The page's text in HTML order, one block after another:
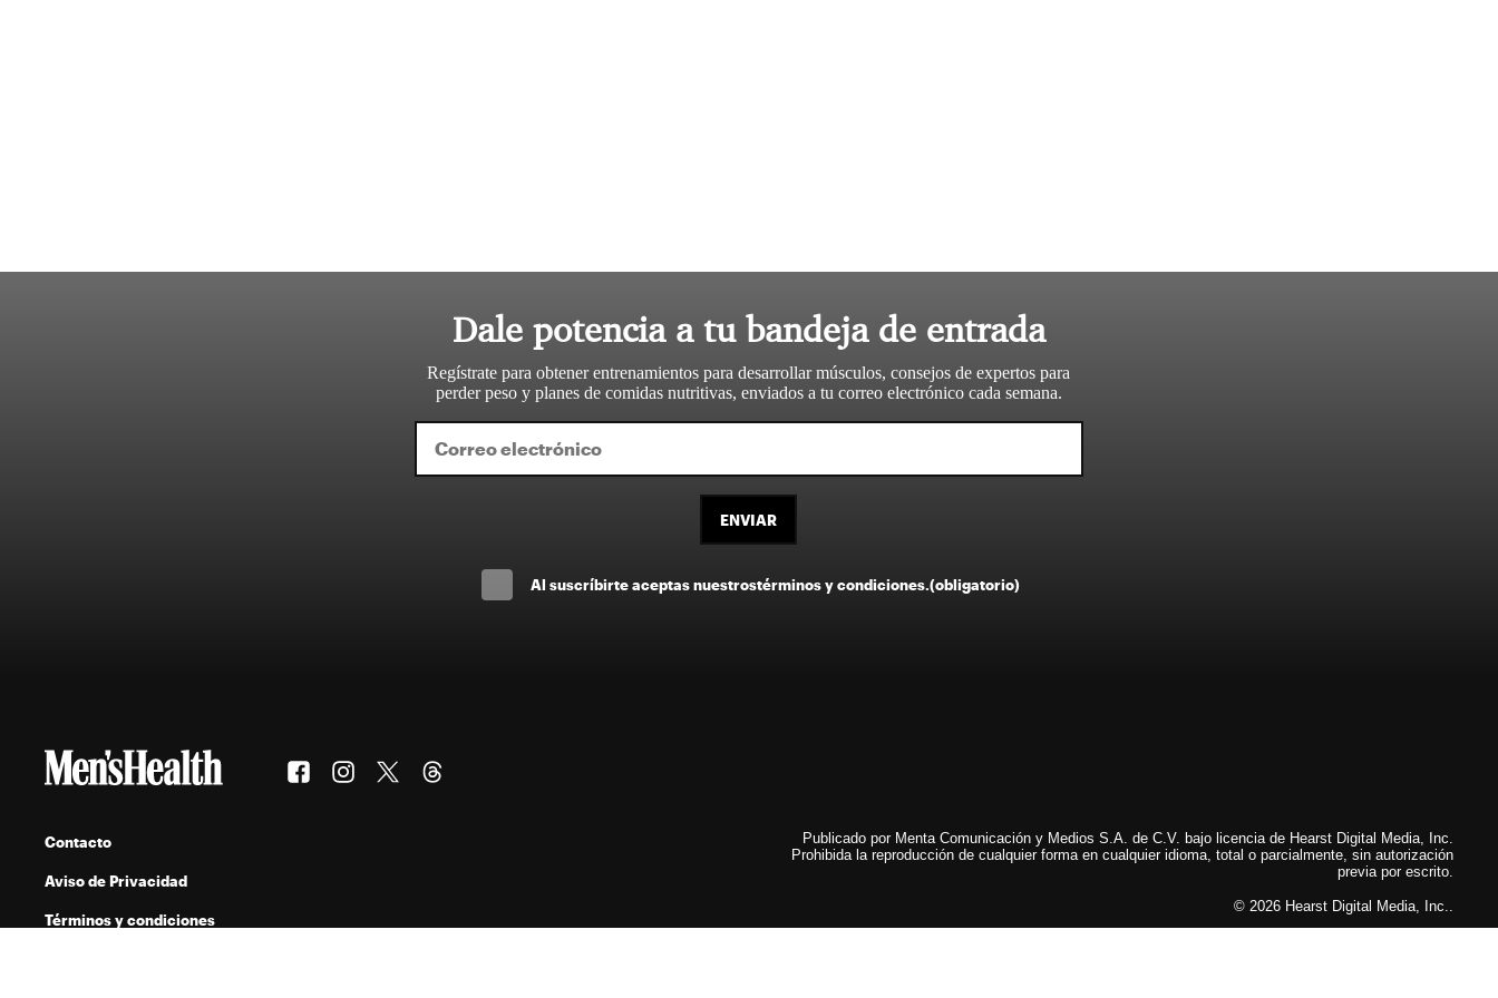
Dale potencia a tu bandeja de entrada
Regístrate para obtener entrenamientos para desarrollar músculos, consejos de expertos para
perder peso y planes de comidas nutritivas, enviados a tu correo electrónico cada semana.
ENVIAR
Al suscríbirte aceptas nuestrostérminos y condiciones.(obligatorio)
Contacto
Aviso de Privacidad
Términos y condiciones
Publicado por Menta Comunicación y Medios S.A. de C.V. bajo licencia de Hearst Digital Media, Inc.
Prohibida la reproducción de cualquier forma en cualquier idioma, total o parcialmente, sin autorización
previa por escrito.
© 2026 Hearst Digital Media, Inc..